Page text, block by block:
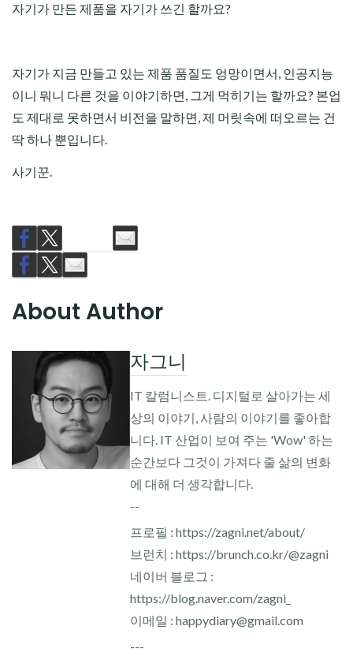
자기가 만든 제품을 자기가 쓰긴 할까요?
자기가 지금 만들고 있는 제품 품질도 엉망이면서, 인공지능
이니 뭐니 다른 것을 이야기하면, 그게 먹히기는 할까요? 본업
도 제대로 못하면서 비전을 말하면, 제 머릿속에 떠오르는 건
딱 하나 뿐입니다.
사기꾼.
About Author
자그니
IT 칼럼니스트. 디지털로 살아가는 세
상의 이야기, 사람의 이야기를 좋아합
니다. IT 산업이 보여 주는 'Wow' 하는
순간보다 그것이 가져다 줄 삶의 변화
에 대해 더 생각합니다.
--
프로필 : https://zagni.net/about/
브런치 : https://brunch.co.kr/@zagni
네이버 블로그 :
https://blog.naver.com/zagni_
이메일 : happydiary@gmail.com
---